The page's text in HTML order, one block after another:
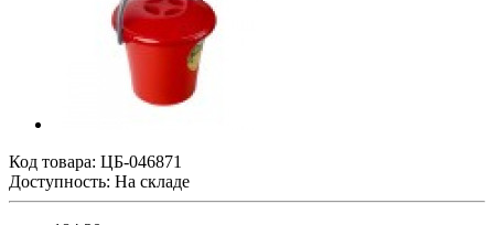
Код товара: ЦБ-046871
Доступность: На складе